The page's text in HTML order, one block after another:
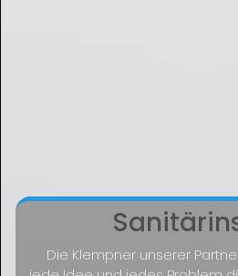
Die Klempner unserer